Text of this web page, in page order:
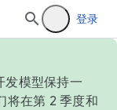
登录
发模型保持一
将在第 2 季度和